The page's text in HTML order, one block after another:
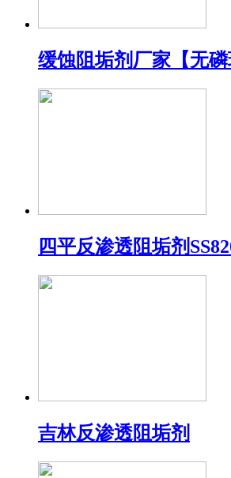
缓蚀阻垢剂厂家【无磷
四平反渗透阻垢剂
吉林反渗透阻垢剂